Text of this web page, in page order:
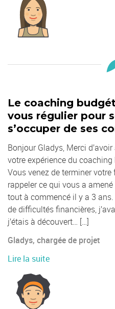
Le coaching
vous régulier pour
s’occuper de ses
Bonjour Gladys, Merci
votre expérience du
Vous venez de terminer
rappeler ce qui vous a
tout à commencé il y a 3 ans.
de difficultés financières,
j’étais à découvert… […]
Gladys, chargée de projet
Lire la suite